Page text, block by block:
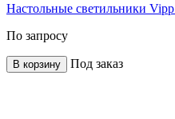
Настольные светильники
По запросу
В корзину Под заказ